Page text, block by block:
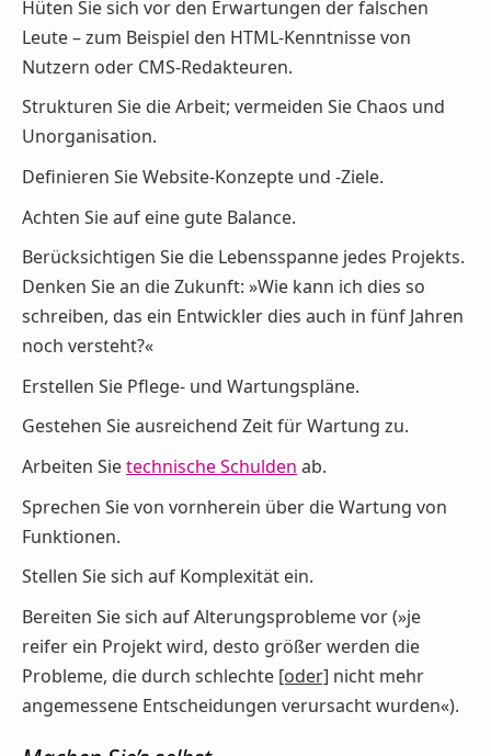
Hüten Sie sich vor den Erwartungen der falschen
Leute – zum Beispiel den HTML-Kenntnisse von
Nutzern oder CMS-Redakteuren.
Strukturen Sie die Arbeit; vermeiden Sie Chaos und
Unorganisation.
Definieren Sie Website-Konzepte und -Ziele.
Achten Sie auf eine gute Balance.
Berücksichtigen Sie die Lebensspanne jedes Projekts.
Denken Sie an die Zukunft: »Wie kann ich dies so
schreiben, das ein Entwickler dies auch in fünf Jahren
noch versteht?«
Erstellen Sie Pflege- und Wartungspläne.
Gestehen Sie ausreichend Zeit für Wartung zu.
Arbeiten Sietechnische Schulden ab.
Sprechen Sie von vornherein über die Wartung von
Funktionen.
Stellen Sie sich auf Komplexität ein.
Bereiten Sie sich auf Alterungsprobleme vor (»je
reifer ein Projekt wird, desto größer werden die
Probleme, die durch schlechte [oder] nicht mehr
angemessene Entscheidungen verursacht wurden«).